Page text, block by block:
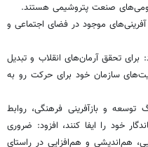
صنعت پتروشیمی هستند.
موجود در فضای اجتماعی و
تحقق آرمان‌های انقلاب و تبدیل
سازمان خود برای حرکت رو به
توسعه و بازآفرینی فرهنگی، روابط
خود را ایفا کنند، افزود: ضروری
هم‌اندیشی و هم‌افزایی در راستای